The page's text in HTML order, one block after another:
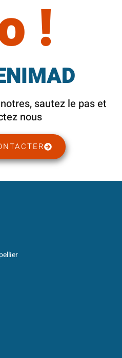
!
sautez le pas et
nous